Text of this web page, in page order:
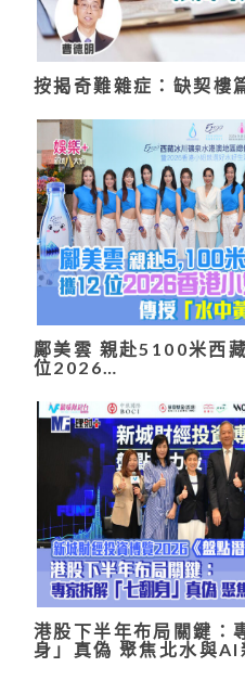
按揭奇難雜症：缺契樓
鄺美雲 親赴5100米西
位2026…
港股下半年布局關鍵：
身」真偽 聚焦北水與AI